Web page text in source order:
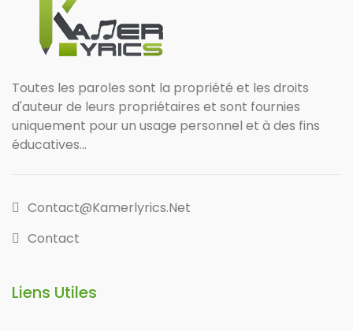
Toutes les paroles sont la propriété et les droits
d'auteur de leurs propriétaires et sont fournies
uniquement pour un usage personnel et à des fins
éducatives...
Contact@kamerlyrics.net
Contact
Liens Utiles